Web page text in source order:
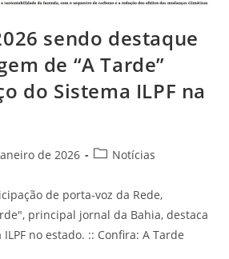
sendo destaque
de “A Tarde”
do Sistema ILPF na
de 2026 Notícias
de porta-voz da Rede,
principal jornal da Bahia, destaca
no estado. :: Confira: A Tarde